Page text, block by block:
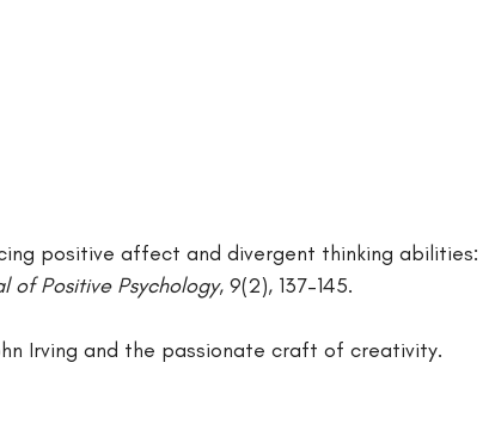
positive affect and divergent thinking abilities:
of Positive Psychology, 9(2), 137–145.
Irving and the passionate craft of creativity.